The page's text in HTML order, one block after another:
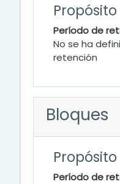
Propósito
Período de
No se ha
retención
Bloques
Propósito
Período de